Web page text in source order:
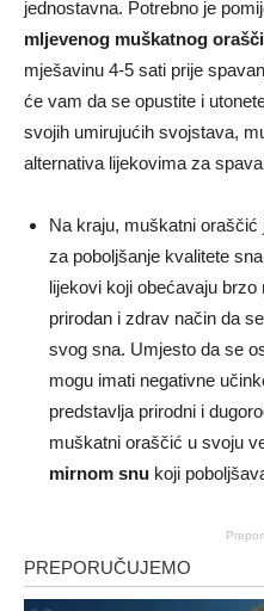
jednostavna. Potrebno je
mljevenog muškatnog
mješavinu 4-5 sati prije
će vam da se opustite i
svojih umirujućih svojstava,
alternativa lijekovima za
Na kraju, muškatni oraščić
za poboljšanje kvalitete
lijekovi koji obećavaju
prirodan i zdrav način da
svog sna. Umjesto da se
mogu imati negativne
predstavlja prirodni i
muškatni oraščić u svoju
mirnom snu koji